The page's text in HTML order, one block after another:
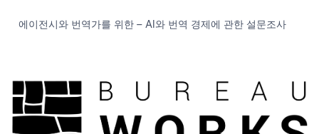
에이전시와 번역가를 위한 – AI와 번역 경제에 관한 설문조사